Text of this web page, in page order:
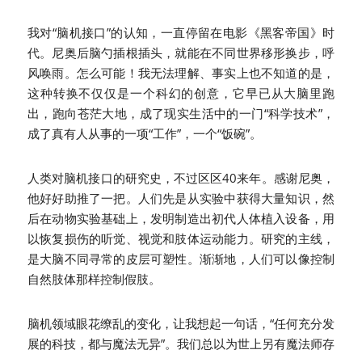
我对“脑机接口”的认知，一直停留在电影《黑客帝国》时
代。尼奥后脑勺插根插头，就能在不同世界移形换步，呼
风唤雨。怎么可能！我无法理解、事实上也不知道的是，
这种转换不仅仅是一个科幻的创意，它早已从大脑里跑
出，跑向苍茫大地，成了现实生活中的一门“科学技术”，
成了真有人从事的一项“工作”，一个“饭碗”。
人类对脑机接口的研究史，不过区区40来年。感谢尼奥，
他好好助推了一把。人们先是从实验中获得大量知识，然
后在动物实验基础上，发明制造出初代人体植入设备，用
以恢复损伤的听觉、视觉和肢体运动能力。研究的主线，
是大脑不同寻常的皮层可塑性。渐渐地，人们可以像控制
自然肢体那样控制假肢。
脑机领域眼花缭乱的变化，让我想起一句话，“任何充分发
展的科技，都与魔法无异”。我们总以为世上另有魔法师存